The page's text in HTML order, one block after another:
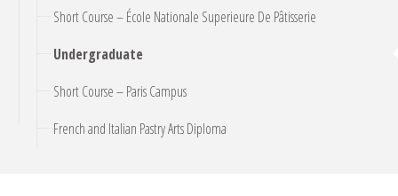
Short Course – École Nationale Superieure De Pâtisserie
Undergraduate
Short Course – Paris Campus
French and Italian Pastry Arts Diploma